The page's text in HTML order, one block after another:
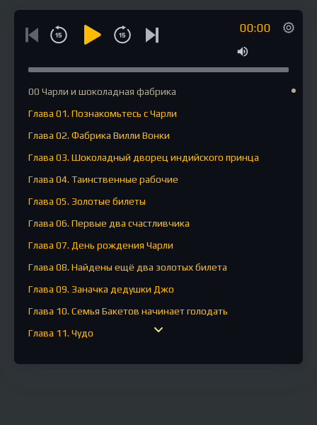
00:00
00 Чарли и шоколадная фабрика
Глава 01. Познакомьтесь с Чарли
Глава 02. Фабрика Вилли Вонки
Глава 03. Шоколадный дворец индийского принца
Глава 04. Таинственные рабочие
Глава 05. Золотые билеты
Глава 06. Первые два счастливчика
Глава 07. День рождения Чарли
Глава 08. Найдены ещё два золотых билета
Глава 09. Заначка дедушки Джо
Глава 10. Семья Бакетов начинает голодать
Глава 11. Чудо